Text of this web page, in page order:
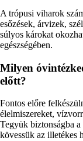
A trópusi viharok
esőzések, árvizek,
súlyos károkat
egészségében.
Milyen
előtt?
Fontos előre
élelmiszereket,
Tegyük biztonságba
kövessük az illetékes